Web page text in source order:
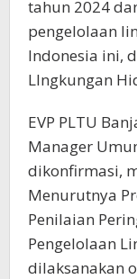
tahun 2024
pengelolaan
Indonesia ini,
LIngkungan
EVP PLTU
Manager
dikonfirmasi,
Menurutnya
Penilaian
Pengelolaan
dilaksanakan